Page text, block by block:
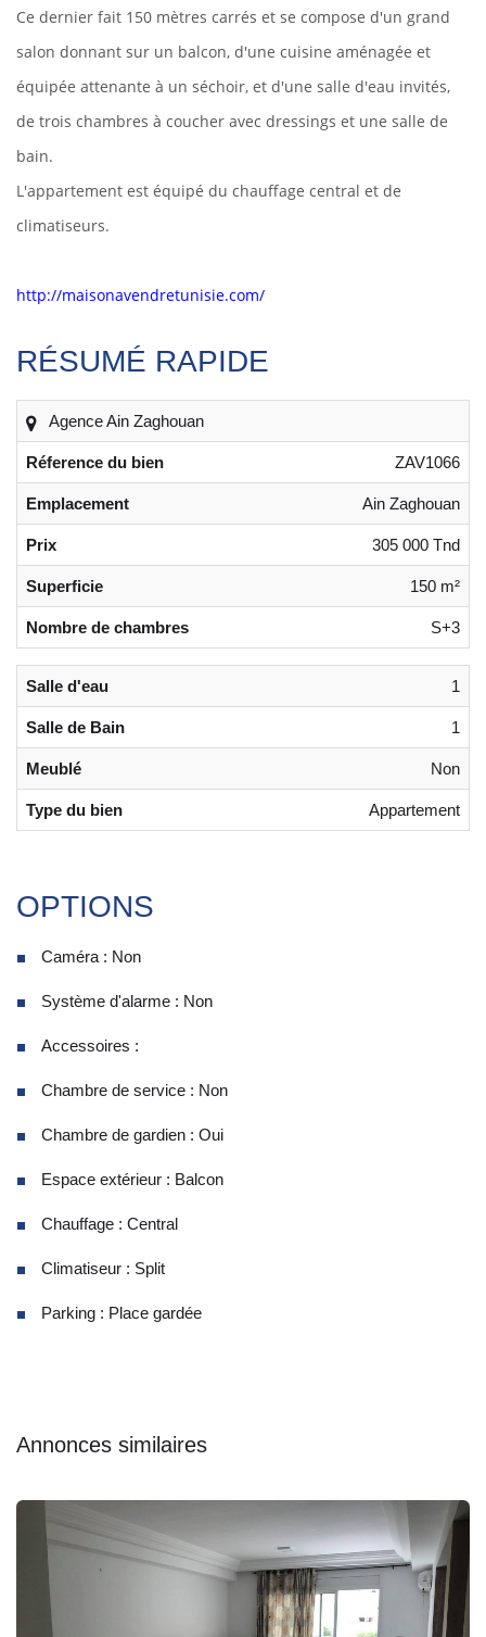
Ce dernier fait 150 mètres carrés et se compose d'un grand
salon donnant sur un balcon, d'une cuisine aménagée et
équipée attenante à un séchoir, et d'une salle d'eau invités,
de trois chambres à coucher avec dressings et une salle de
bain.
L'appartement est équipé du chauffage central et de
climatiseurs.
http://maisonavendretunisie.com/
RÉSUMÉ RAPIDE
Agence Ain Zaghouan
Réference du bien ZAV1066
Emplacement Ain Zaghouan
Prix 305 000 Tnd
Superficie 150 m²
Nombre de chambres S+3
Salle d'eau 1
Salle de Bain 1
Meublé Non
Type du bien Appartement
OPTIONS
Caméra : Non
Système d'alarme : Non
Accessoires :
Chambre de service : Non
Chambre de gardien : Oui
Espace extérieur : Balcon
Chauffage : Central
Climatiseur : Split
Parking : Place gardée
Annonces similaires